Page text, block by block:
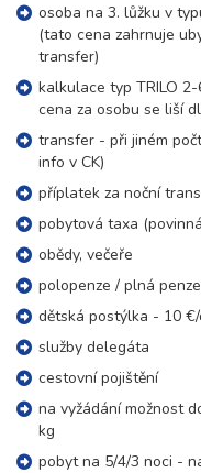
osoba na 3. lůžku v
(tato cena zahrnuje
transfer)
kalkulace typ TRILO
cena za osobu se liší
transfer - při jiném
info v CK)
příplatek za noční
pobytová taxa
obědy, večeře
polopenze / plná
dětská postýlka - 10
služby delegáta
cestovní pojištění
na vyžádání možnost
kg
pobyt na 5/4/3 noci -